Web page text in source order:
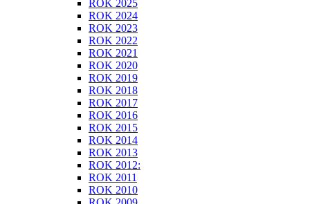
ROK 2025
ROK 2024
ROK 2023
ROK 2022
ROK 2021
ROK 2020
ROK 2019
ROK 2018
ROK 2017
ROK 2016
ROK 2015
ROK 2014
ROK 2013
ROK 2012:
ROK 2011
ROK 2010